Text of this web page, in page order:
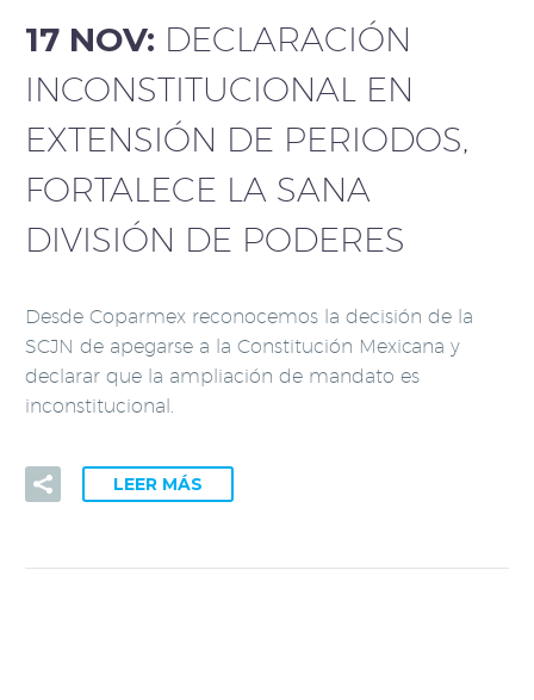
17 NOV: DECLARACIÓN
INCONSTITUCIONAL EN
EXTENSIÓN DE PERIODOS,
FORTALECE LA SANA
DIVISIÓN DE PODERES
Desde Coparmex reconocemos la decisión de la
SCJN de apegarse a la Constitución Mexicana y
declarar que la ampliación de mandato es
inconstitucional.
LEER MÁS